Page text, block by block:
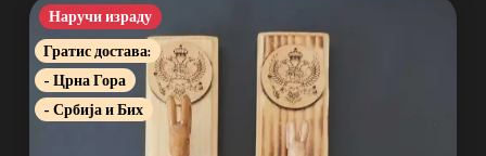
Наручи израду
Гратис достава:
- Црна Гора
- Србија и Бих